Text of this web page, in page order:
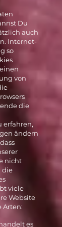
Du
auch
Internet-
so
von
die
erfahren,
ändern
nicht
die
viele
Website
Arten:
es